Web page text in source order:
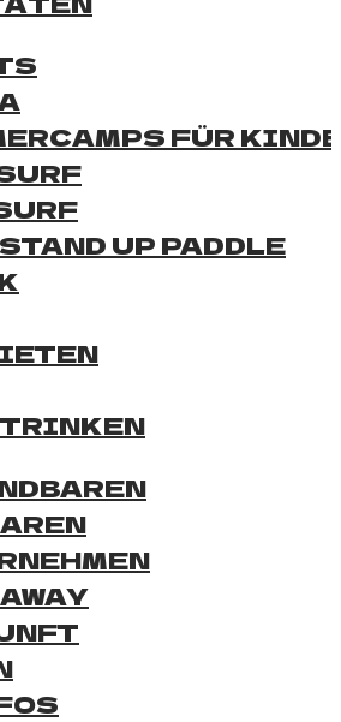
FÜR
UP PADDLE